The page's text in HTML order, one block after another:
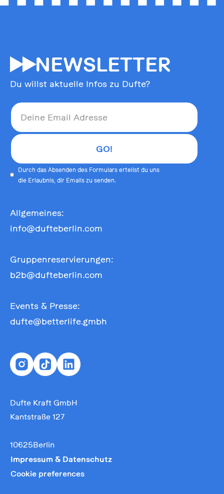
55NEWSLETTER
Du willst aktuelle Infos zu Dufte?
Durch das Absenden des Formulars erteilst du uns
die Erlaubnis, dir Emails zu senden.
Allgemeines:
info@dufteberlin.com
Gruppenreservierungen:
b2b@dufteberlin.com
Events & Presse:
dufte@betterlife.gmbh
Dufte Kraft GmbH
Kantstraße 127
10625Berlin
Impressum & Datenschutz
Cookie preferences